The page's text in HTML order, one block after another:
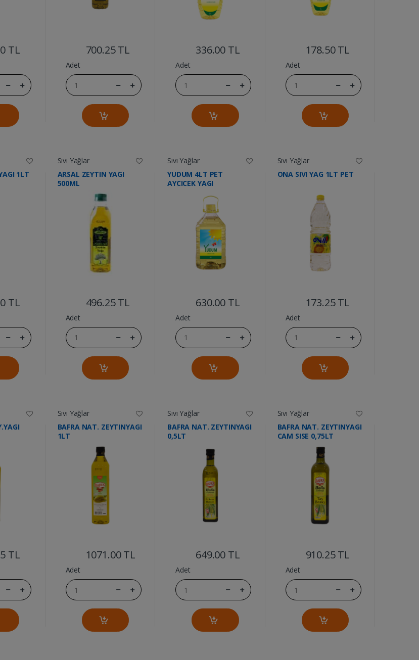
TL
700.25 TL
Adet
336.00 TL
Adet
178.50 TL
Adet
1LT
TL
Sıvı Yağlar
ARSAL ZEYTIN YAGI
500ML
496.25 TL
Adet
Sıvı Yağlar
YUDUM 4LT PET
AYCICEK YAGI
630.00 TL
Adet
Sıvı Yağlar
ONA SIVI YAG 1LT PET
173.25 TL
Adet
TL
Sıvı Yağlar
BAFRA NAT. ZEYTINYAGI
1LT
1071.00 TL
Adet
Sıvı Yağlar
BAFRA NAT. ZEYTINYAGI
0,5LT
649.00 TL
Adet
Sıvı Yağlar
BAFRA NAT. ZEYTINYAGI
CAM SISE 0,75LT
910.25 TL
Adet